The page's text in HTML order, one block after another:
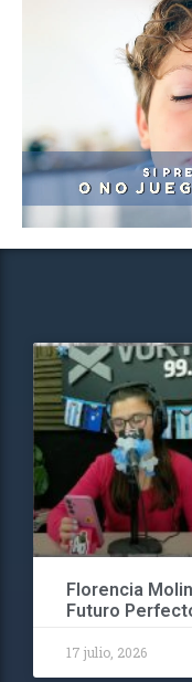
Florencia
Futuro
17 julio, 2026